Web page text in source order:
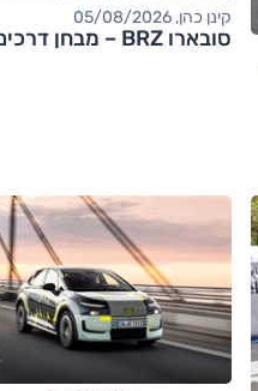
קינן כהן, 05/08/2026
סובארו BRZ – מבחן דרכים (tS)